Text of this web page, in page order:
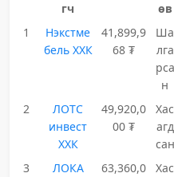
гч
өв
1
Нэкстме
бель ХХК
41,899,9
68 ₮
Ша
лга
рса
н
2
ЛОТС
инвест
ХХК
49,920,0
00 ₮
Хас
агд
сан
3
ЛОКА
63,360,0
Хас